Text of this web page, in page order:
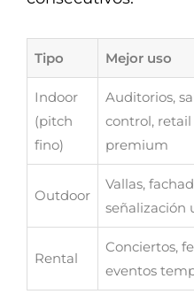
Tipo Mejor uso
Indoor
(pitch
fino)
Auditorios,
control, retail
premium
Outdoor
Vallas,
señalización
Rental
Conciertos,
eventos